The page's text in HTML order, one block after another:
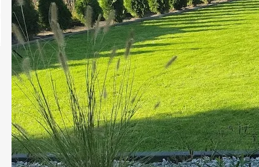
którym często zapominamy podczas
planowania ogrodu, a który ma ogromny
wpływ zarówno na estetykę, jak i
funkcjonalność całej przestrzeni. Dzięki
nim można uporządkować rabaty,
oddzielić trawnik od ścieżek, a także
zabezpieczyć nawierzchnie z kostki
brukowej przed rozsuwaniem się.
Dobrze dobrane obrzeża nadają
ogrodowi wyraźne linie, ułatwiają
pielęgnację i podkreślają charakter…